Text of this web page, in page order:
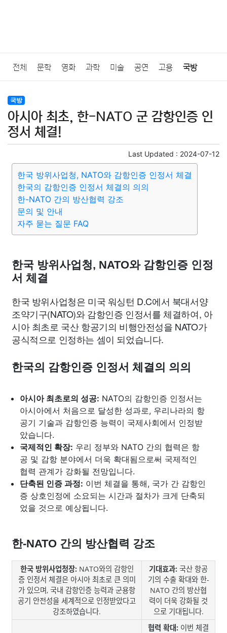
전체 문학 영화 과학 미술 공연 고용 국방
법률
질병 가요 방송 일상 주식 암호화폐 블록체인
미용 증권 인테리어
요리 상품리뷰 원예 금융 게임 스포츠 사진
대출 자동차 취미 여행
종교 사회 정치 건강 의료 의학 경제 마케팅
부동산 외국어 교육 교통 생활 기타
국방
아시아 최초, 한-NATO 군 감항인증 인
정서 체결!
Last Updated : 2024-07-12
한국 방위사업청, NATO와 감항인증 인정서 체결
한국의 감항인증 인정서 체결의 의의
한-NATO 간의 방산협력 강조
문의 및 안내
자주 묻는 질문 FAQ
한국 방위사업청, NATO와 감항인증 인정
서 체결
한국 방위사업청은 미국 워싱턴 D.C에서 북대서양
조약기구(NATO)와 감항인증 인정서를 체결하여, 아
시아 최초로 국산 항공기의 비행안전성을 NATO가
공식적으로 인정하는 셈이 되었습니다.
한국의 감항인증 인정서 체결의 의의
아시아 최초로의 성공: NATO의 감항인증 인정서는
아시아에서 처음으로 달성한 성과로, 우리나라의 항
공기 기술과 감항인증 능력이 국제사회에서 인정받
았습니다.
국제적인 확장: 우리 정부와 NATO 간의 협력은 항
공 및 감항 분야에서 더욱 확대됨으로써 국제적인
협력 관계가 강화될 전망입니다.
단축된 인증 과정: 이번 체결을 통해, 국가 간 감항인
증 상호인정에 소요되는 시간과 절차가 크게 단축되
었을 것으로 예상됩니다.
한-NATO 간의 방산협력 강조
한국 방위사업청장: NATO와의 감항인
증 인정서 체결은 아시아 최초로 큰 의미
가 있으며, 국내 감항인증 능력과 군용항
공기 안전성을 세계적으로 인정받았다고
강조하였습니다.
기대효과: 국산 항공
기의 수출 확대와 한-
NATO 간의 방산협
력이 더욱 강화될 것
으로 기대됩니다.
협력 확대: 이번 체결